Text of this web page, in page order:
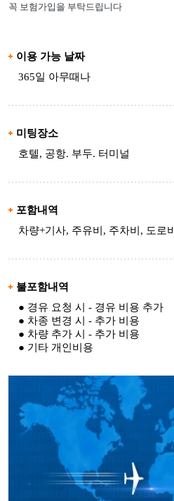
꼭 보험가입을 부탁드립니다
이용 가능 날짜
365일 아무때나
미팅장소
호텔, 공항. 부두. 터미널
포함내역
차량+기사, 주유비, 주차비, 도로비
불포함내역
● 경유 요청 시 - 경유 비용 추가
● 차종 변경 시 - 추가 비용
● 차량 추가 시 - 추가 비용
● 기타 개인비용